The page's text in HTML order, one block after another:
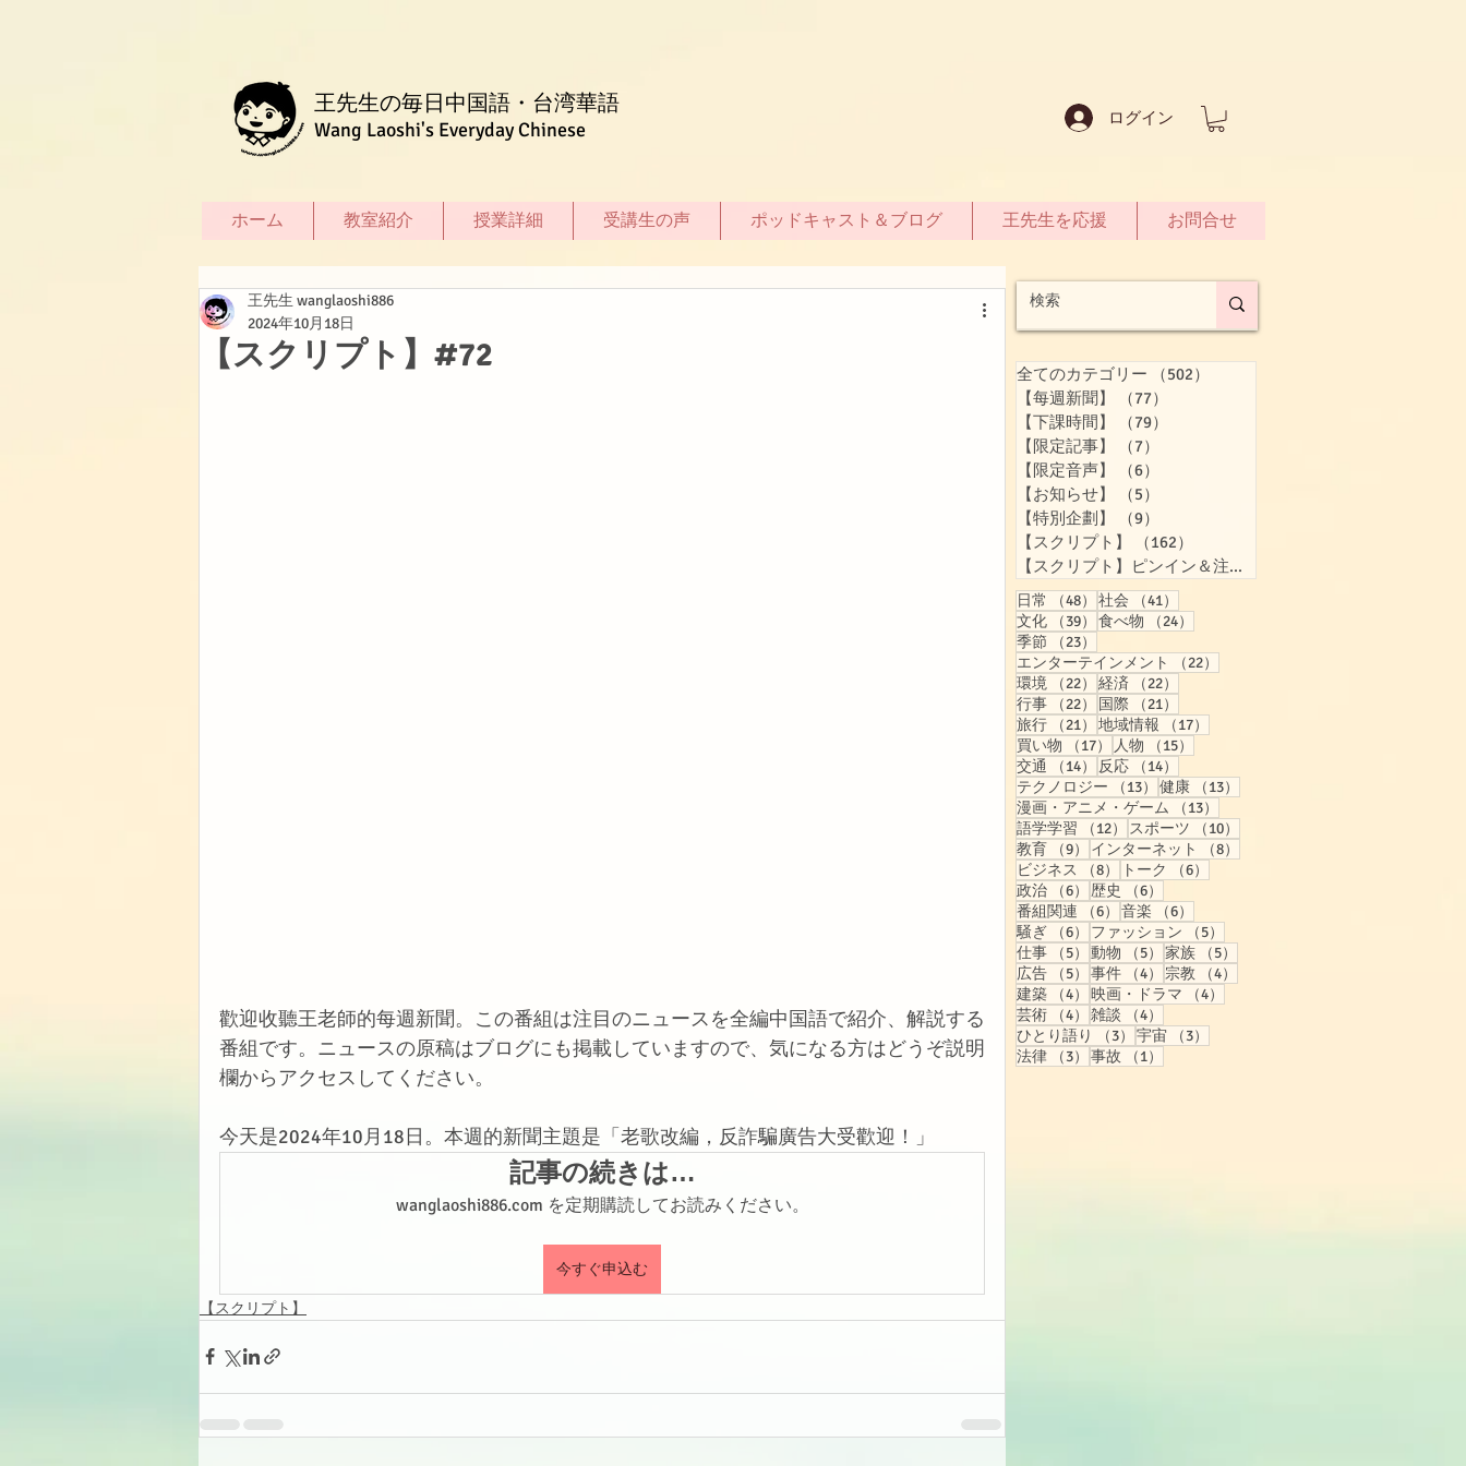
王先生の毎日中国語・台湾華語
Wang Laoshi's Everyday Chinese
ログイン
ホーム 教室紹介 授業詳細 受講生の声 ポッドキャスト＆ブログ 王先生を応援 お問合せ
【スクリプト】#72
王先生 wanglaoshi886
2024年10月18日
歡迎收聽王老師的每週新聞。この番組は注目のニュースを全編中国語で紹介、解説する
番組です。ニュースの原稿はブログにも掲載していますので、気になる方はどうぞ説明
欄からアクセスしてください。
今天是2024年10月18日。本週的新聞主題是「老歌改編，反詐騙廣告大受歡迎！」
記事の続きは…
wanglaoshi886.com を定期購読してお読みください。
今すぐ申込む
【スクリプト】
全てのカテゴリー （502）
【每週新聞】
（77）
【下課時間】
（79）
【限定記事】
（7）
【限定音声】
（6）
【お知らせ】
（5）
【特別企劃】
（9）
【スクリプト】
（162）
【スクリプト】ピンイン＆注音付き
日常 （48） 48件の記事
社会 （41）
文化
（39） 39件の記事
食べ物 （24）
季節
（23）
エンターテインメント
（22）
環境
（22） 22件の記事
経済 （22）
行事
（22） 22件の記事
国際 （21）
旅行
（21） 21件の記事
地域情報 （17）
買い物
（17） 17件の記事
人物 （15）
交通
（14） 14件の記事
反応 （14）
テクノロジー
（13） 13件の記事
健康 （13）
漫画・アニメ・ゲーム
（13）
語学学習
（12） 12件の記事
スポーツ （10）
教育
（9） 9件の記事
インターネット （8）
ビジネス
（8） 8件の記事
トーク （6）
政治
（6） 6件の記事
歴史 （6）
番組関連
（6） 6件の記事
音楽 （6）
騒ぎ
（6） 6件の記事
ファッション （5）
仕事
（5） 5件の記事
動物 （5） 5件の記事
家族 （5）
広告
（5） 5件の記事
事件 （4） 4件の記事
宗教 （4）
建築
（4） 4件の記事
映画・ドラマ （4）
芸術
（4） 4件の記事
雑談 （4）
ひとり語り
（3） 3件の記事
宇宙 （3）
法律
（3） 3件の記事
事故 （1）